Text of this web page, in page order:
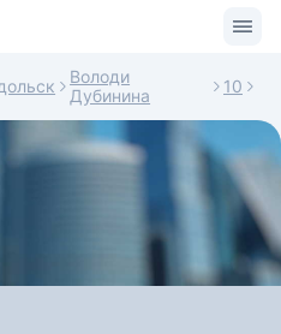
Володи
Дубинина
10